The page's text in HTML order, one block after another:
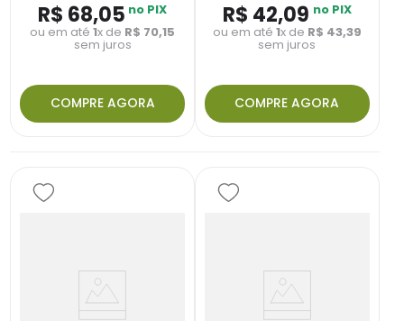
R$ 68,05 no PIX
ou em até1x de R$ 70,15
sem juros
COMPRE AGORA
R$ 42,09 no PIX
ou em até 1x de R$ 43,39
sem juros
COMPRE AGORA